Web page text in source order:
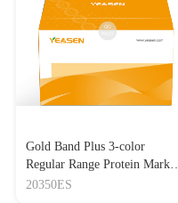
Gold Band Plus 3-color
Regular Range Protein Marker
(8-180 kDa) 三色预染蛋白质
20350ES